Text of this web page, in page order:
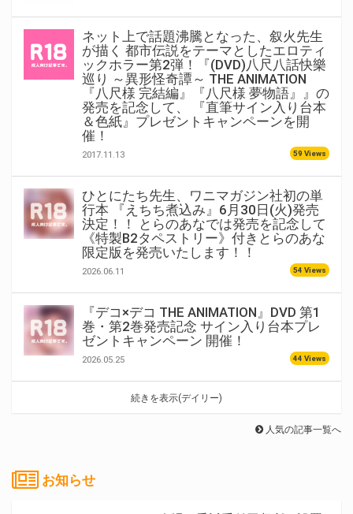
ネット上で話題沸騰となった、叙火先生
が描く 都市伝説をテーマとしたエロティ
ックホラー第2弾！『(DVD)八尺八話快樂
巡り ～異形怪奇譚～ THE ANIMATION
『八尺様 完結編』『八尺様 夢物語』』の
発売を記念して、 『直筆サイン入り台本
＆色紙』プレゼントキャンペーンを開
催！
2017.11.13 59 Views
ひとにたち先生、ワニマガジン社初の単
行本 『えちち煮込み』6月30日(火)発売
決定！！ とらのあなでは発売を記念して
《特製B2タペストリー》付きとらのあな
限定版を発売いたします！！
2026.06.11 54 Views
『デコ×デコ THE ANIMATION』DVD 第1
巻・第2巻発売記念 サイン入り台本プレ
ゼントキャンペーン 開催！
2026.05.25 44 Views
続きを表示(デイリー)
人気の記事一覧へ
お知らせ